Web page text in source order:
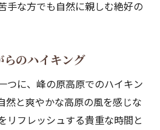
手な方でも自然に親しむ絶好の
のハイキング
つに、峰の原高原でのハイキン
然と爽やかな高原の風を感じな
リフレッシュする貴重な時間と